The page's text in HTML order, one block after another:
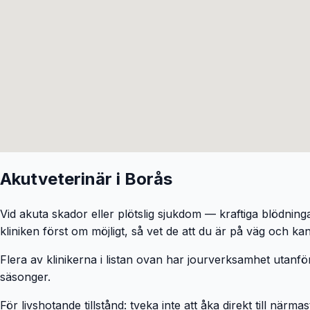
Akutveterinär i Borås
Vid akuta skador eller plötslig sjukdom — kraftiga
kliniken först om möjligt, så vet de att du är på väg och
Flera av klinikerna i listan ovan har jourverksamhet
säsonger.
För livshotande tillstånd: tveka inte att åka direkt till